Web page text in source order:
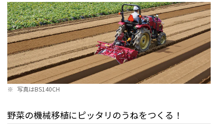
※ 写真はBS140CH
野菜の機械移植にピッタリのうねをつくる！